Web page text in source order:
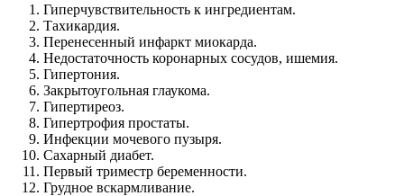
Гиперчувствительность к ингредиентам.
Тахикардия.
Перенесенный инфаркт миокарда.
Недостаточность коронарных сосудов, ишемия.
Гипертония.
Закрытоугольная глаукома.
Гипертиреоз.
Гипертрофия простаты.
Инфекции мочевого пузыря.
Сахарный диабет.
Первый триместр беременности.
Грудное вскармливание.